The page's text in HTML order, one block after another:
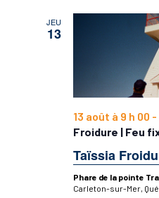
JEU
13
Taïssia
13 août à 9 h 00 -
Froidure | Feu
Phare de la pointe
Carleton-sur-Mer,